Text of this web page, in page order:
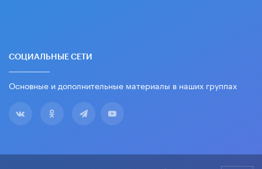
СОЦИАЛЬНЫЕ СЕТИ
Основные и дополнительные материалы в наших группах